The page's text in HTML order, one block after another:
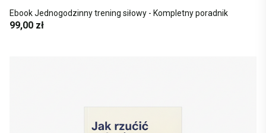
Ebook Jednogodzinny trening siłowy - Kompletny poradnik
99,00 zł